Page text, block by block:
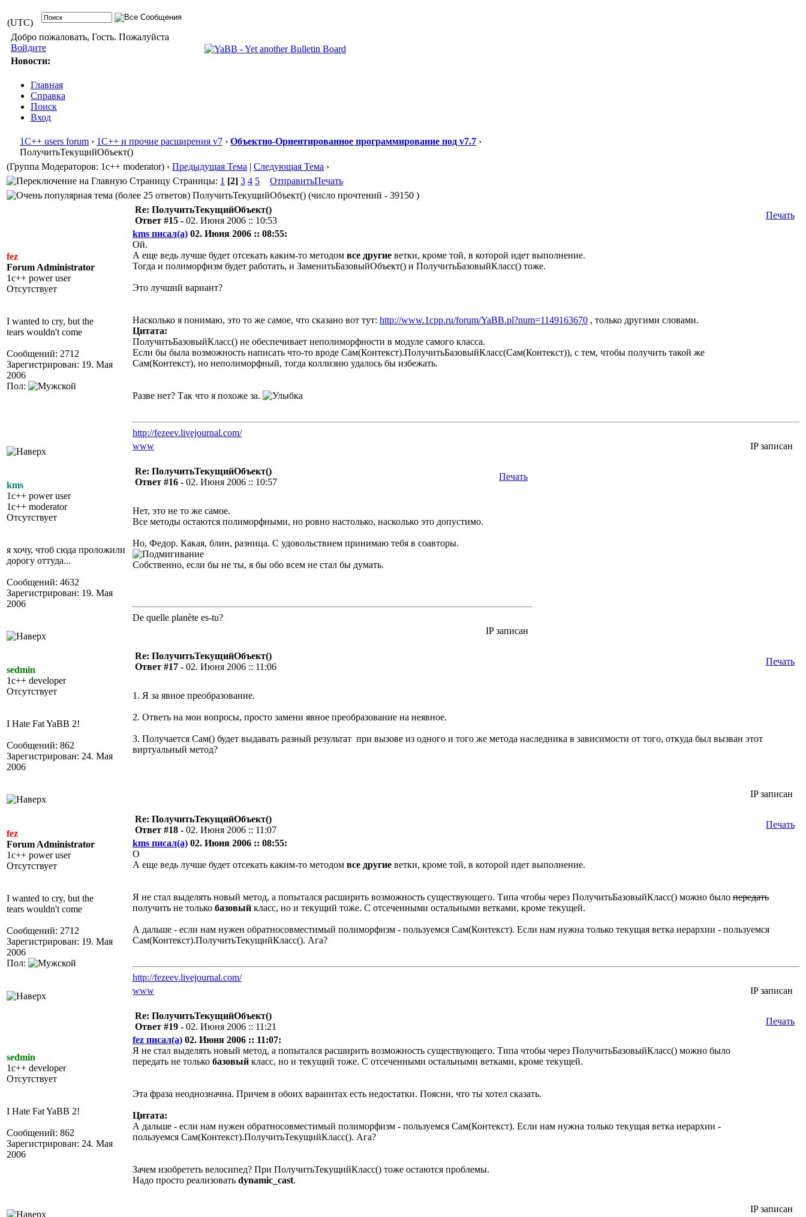
(UTC)
Добро пожаловать, Гость. Пожалуйста
Войдите
Новости:
Главная
Справка
Поиск
Вход
1С++ users forum › 1С++ и прочие расширения v7 › Объектно-Ориентированное программирование под v7.7 ›
ПолучитьТекущийОбъект()
(Группа Модераторов: 1c++ moderator) ‹ Предыдущая Тема | Следующая Тема ›
Страницы: 1 [2] 3 4 5 ОтправитьПечать
ПолучитьТекущийОбъект() (число прочтений - 39150 )
fez
Forum Administrator
1c++ power user
Отсутствует
I wanted to cry, but the
tears wouldn't come
Сообщений: 2712
Зарегистрирован: 19. Мая
2006
Пол:
Re: ПолучитьТекущийОбъект()
Ответ #15 - 02. Июня 2006 :: 10:53
Печать
kms писал(а) 02. Июня 2006 :: 08:55:
Ой.
А еще ведь лучше будет отсекать каким-то методом все другие ветки, кроме той, в которой идет выполнение.
Тогда и полиморфизм будет работать, и ЗаменитьБазовыйОбъект() и ПолучитьБазовыйКласс() тоже.
Это лучший вариант?
Насколько я понимаю, это то же самое, что сказано вот тут: http://www.1cpp.ru/forum/YaBB.pl?num=1149163670 , только другими словами.
Цитата:
ПолучитьБазовыйКласс() не обеспечивает неполиморфности в модуле самого класса.
Если бы была возможность написать что-то вроде Сам(Контекст).ПолучитьБазовыйКласс(Сам(Контекст)), с тем, чтобы получить такой же
Сам(Контекст), но неполиморфный, тогда коллизию удалось бы избежать.
Разве нет? Так что я похоже за.
http://fezeev.livejournal.com/
www
IP записан
kms
1c++ power user
1c++ moderator
Отсутствует
я хочу, чтоб сюда проложили
дорогу оттуда...
Сообщений: 4632
Зарегистрирован: 19. Мая
2006
Re: ПолучитьТекущийОбъект()
Ответ #16 - 02. Июня 2006 :: 10:57
Печать
Нет, это не то же самое.
Все методы остаются полиморфными, но ровно настолько, насколько это допустимо.
Но, Федор. Какая, блин, разница. С удовольствием принимаю тебя в соавторы.
Собственно, если бы не ты, я бы обо всем не стал бы думать.
De quelle planète es-tu?
IP записан
sedmin
1c++ developer
Отсутствует
I Hate Fat YaBB 2!
Сообщений: 862
Зарегистрирован: 24. Мая
2006
Re: ПолучитьТекущийОбъект()
Ответ #17 - 02. Июня 2006 :: 11:06
Печать
1. Я за явное преобразование.
2. Ответь на мои вопросы, просто замени явное преобразование на неявное.
3. Получается Сам() будет выдавать разный результат при вызове из одного и того же метода наследника в зависимости от того, откуда был вызван этот
виртуальный метод?
IP записан
fez
Forum Administrator
1c++ power user
Отсутствует
I wanted to cry, but the
tears wouldn't come
Сообщений: 2712
Зарегистрирован: 19. Мая
2006
Пол:
Re: ПолучитьТекущийОбъект()
Ответ #18 - 02. Июня 2006 :: 11:07
Печать
kms писал(а) 02. Июня 2006 :: 08:55:
О
А еще ведь лучше будет отсекать каким-то методом все другие ветки, кроме той, в которой идет выполнение.
Я не стал выделять новый метод, а попытался расширить возможность существующего. Типа чтобы через ПолучитьБазовыйКласс() можно было передать
получить не только базовый класс, но и текущий тоже. С отсеченными остальными ветками, кроме текущей.
А дальше - если нам нужен обратносовместимый полиморфизм - пользуемся Сам(Контекст). Если нам нужна только текущая ветка иерархии - пользуемся
Сам(Контекст).ПолучитьТекущийКласс(). Ага?
http://fezeev.livejournal.com/
www
IP записан
sedmin
1c++ developer
Отсутствует
I Hate Fat YaBB 2!
Сообщений: 862
Зарегистрирован: 24. Мая
2006
Re: ПолучитьТекущийОбъект()
Ответ #19 - 02. Июня 2006 :: 11:21
Печать
fez писал(а) 02. Июня 2006 :: 11:07:
Я не стал выделять новый метод, а попытался расширить возможность существующего. Типа чтобы через ПолучитьБазовыйКласс() можно было
передать не только базовый класс, но и текущий тоже. С отсеченными остальными ветками, кроме текущей.
Эта фраза неоднозначна. Причем в обоих вараинтах есть недостатки. Поясни, что ты хотел сказать.
Цитата:
А дальше - если нам нужен обратносовместимый полиморфизм - пользуемся Сам(Контекст). Если нам нужна только текущая ветка иерархии -
пользуемся Сам(Контекст).ПолучитьТекущийКласс(). Ага?
Зачем изобрететь велосипед? При ПолучитьТекущийКласс() тоже остаются проблемы.
Надо просто реализовать dynamic_cast.
IP записан